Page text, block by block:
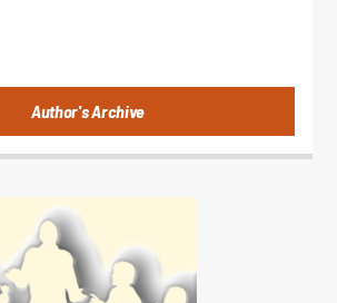
Author's Archive